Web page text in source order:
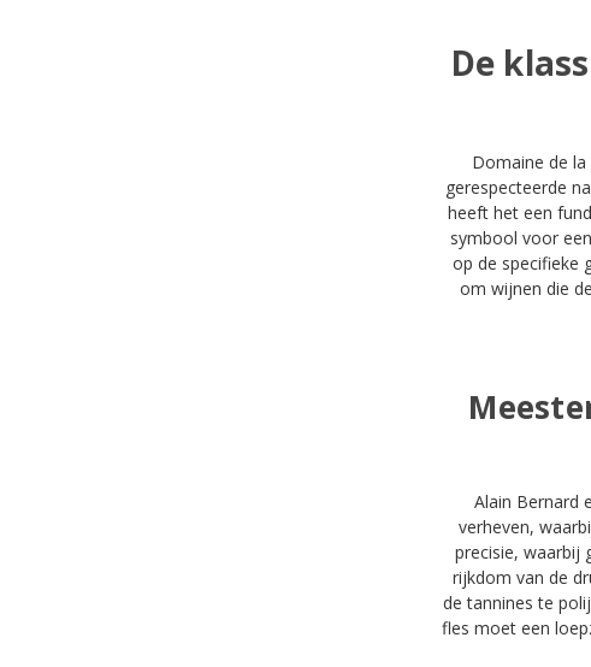
De
Domaine de
gerespecteerde
heeft het een
symbool voor
op de specifieke
om wijnen die
Alain Bernard
verheven,
precisie, waarbij
rijkdom van de
de tannines te
fles moet een